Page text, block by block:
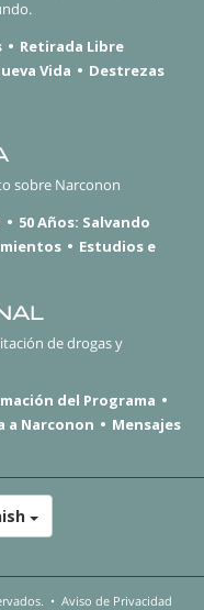
Retirada Libre
Vida
Destrezas
sobre Narconon
50 Años: Salvando
Estudios e
de drogas y
del Programa
a Narconon
Mensajes
• Aviso de Privacidad